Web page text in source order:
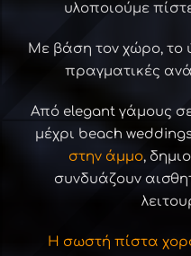
υλοποιούμε
Με βάση τον χώρο, το
πραγματικές
Από elegant γάμους
μέχρι beach
στην άμμο,
συνδυάζουν
Η σωστή πίστα